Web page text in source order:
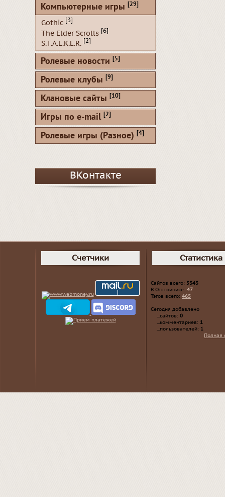
Компьютерные игры [29]
Gothic [3]
The Elder Scrolls [6]
S.T.A.L.K.E.R. [2]
Ролевые новости [5]
Ролевые клубы [9]
Клановые сайты [10]
Игры по e-mail [2]
Ролевые игры (Разное) [4]
ВКонтакте
Счетчики Статистика
Сайтов всего: 5343
В Отстойнике: 47
Тэгов всего: 465
Сегодня добавлено
...сайтов: 0
...комментариев: 1
...пользователей: 1
Полная